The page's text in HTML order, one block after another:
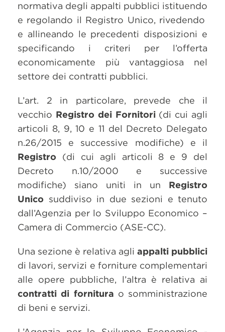
normativa degli appalti pubblici istituendo
e regolando il Registro Unico, rivedendo
e allineando le precedenti disposizioni e
specificando i criteri per l’offerta
economicamente più vantaggiosa nel
settore dei contratti pubblici.
L’art. 2 in particolare, prevede che il
vecchio Registro dei Fornitori(di cui agli
articoli 8, 9, 10 e 11 del Decreto Delegato
n.26/2015 e successive modifiche) e il
Registro (di cui agli articoli 8 e 9 del
Decreto n.10/2000 e successive
modifiche) siano uniti in un Registro
Unico suddiviso in due sezioni e tenuto
dall’Agenzia per lo Sviluppo Economico –
Camera di Commercio (ASE-CC).
Una sezione è relativa agli appalti pubblici
di lavori, servizi e forniture complementari
alle opere pubbliche, l’altra è relativa ai
contratti di fornitura o somministrazione
di beni e servizi.